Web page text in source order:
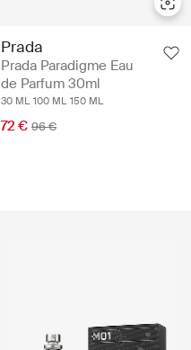
Prada
Prada Paradigme Eau
de Parfum 30ml
30 ML 100 ML 150 ML
72 € 96 €